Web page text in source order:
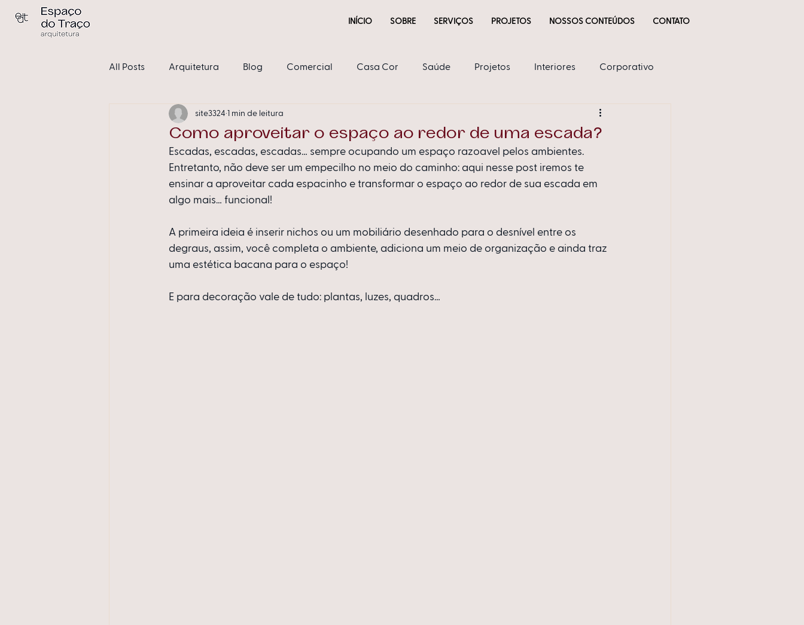
INÍCIO SOBRE SERVIÇOS PROJETOS NOSSOS CONTEÚDOS CONTATO
All Posts Arquitetura Blog Comercial Casa Cor Saúde Projetos Interiores Corporativo
Condomínios Sem categoria
Como aproveitar o espaço ao redor de uma escada?
site3324 1 min de leitura
Escadas, escadas, escadas… sempre ocupando um espaço razoavel pelos ambientes.
Entretanto, não deve ser um empecilho no meio do caminho: aqui nesse post iremos te
ensinar a aproveitar cada espacinho e transformar o espaço ao redor de sua escada em
algo mais… funcional!
A primeira ideia é inserir nichos ou um mobiliário desenhado para o desnível entre os
degraus, assim, você completa o ambiente, adiciona um meio de organização e ainda traz
uma estética bacana para o espaço!
E para decoração vale de tudo: plantas, luzes, quadros…